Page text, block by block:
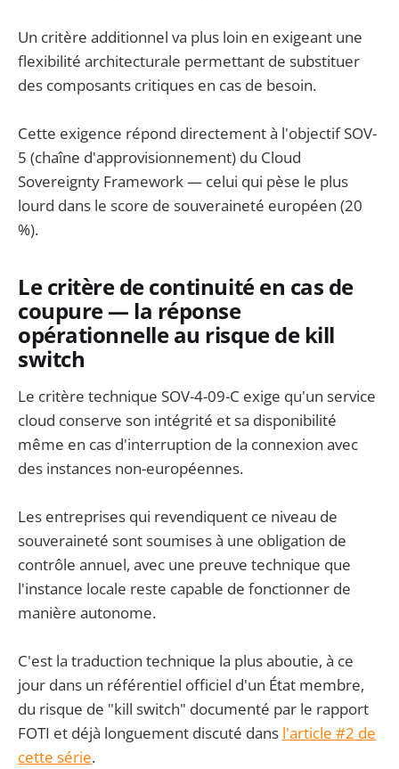
Un critère additionnel va plus loin en exigeant une
flexibilité architecturale permettant de substituer
des composants critiques en cas de besoin.
Cette exigence répond directement à l'objectif SOV-
5 (chaîne d'approvisionnement) du Cloud
Sovereignty Framework — celui qui pèse le plus
lourd dans le score de souveraineté européen (20
%).
Le critère de continuité en cas de
coupure — la réponse
opérationnelle au risque de kill
switch
Le critère technique SOV-4-09-C exige qu'un service
cloud conserve son intégrité et sa disponibilité
même en cas d'interruption de la connexion avec
des instances non-européennes.
Les entreprises qui revendiquent ce niveau de
souveraineté sont soumises à une obligation de
contrôle annuel, avec une preuve technique que
l'instance locale reste capable de fonctionner de
manière autonome.
C'est la traduction technique la plus aboutie, à ce
jour dans un référentiel officiel d'un État membre,
du risque de "kill switch" documenté par le rapport
FOTI et déjà longuement discuté dans l'article #2 de
cette série.